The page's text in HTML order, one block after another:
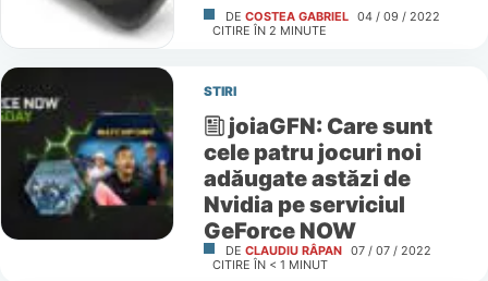
DE COSTEA GABRIEL 04 / 09 / 2022
CITIRE ÎN 2 MINUTE
STIRI
joiaGFN: Care sunt
cele patru jocuri noi
adăugate astăzi de
Nvidia pe serviciul
GeForce NOW
DE CLAUDIU RÂPAN 07 / 07 / 2022
CITIRE ÎN < 1 MINUT